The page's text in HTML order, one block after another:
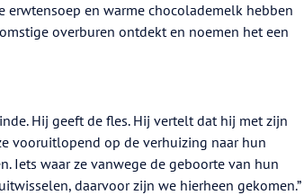
en warme chocolademelk hebben
overburen ontdekt en noemen het een
Hij geeft de fles. Hij vertelt dat hij met zijn
vooruitlopend op de verhuizing naar hun
Iets waar ze vanwege de geboorte van hun
daarvoor zijn we hierheen gekomen.”